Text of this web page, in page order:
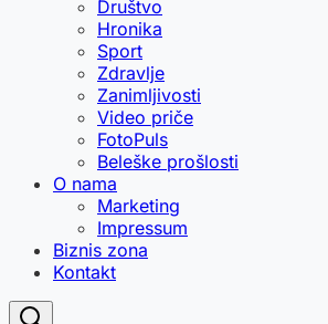
Društvo
Hronika
Sport
Zdravlje
Zanimljivosti
Video priče
FotoPuls
Beleške prošlosti
O nama
Marketing
Impressum
Biznis zona
Kontakt